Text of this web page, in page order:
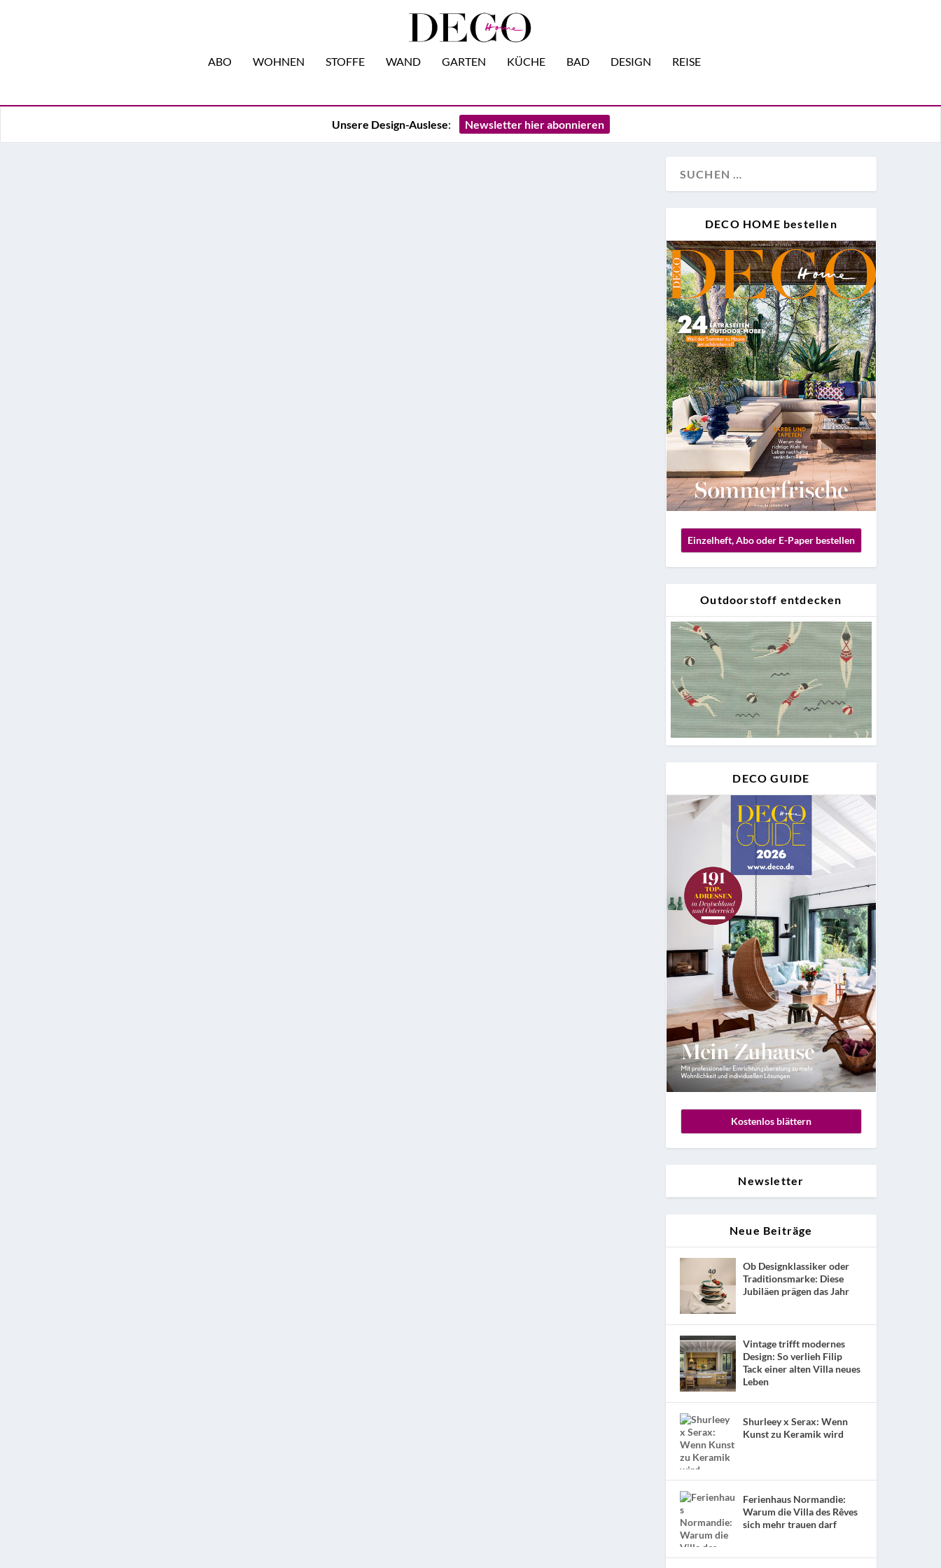
ABO WOHNEN STOFFE WAND GARTEN KÜCHE BAD DESIGN REISE
Unsere Design-Auslese: Newsletter hier abonnieren
DECO HOME bestellen
Einzelheft, Abo oder E-Paper bestellen
Outdoorstoff entdecken
DECO GUIDE
Kostenlos blättern
Newsletter
Neue Beiträge
Ob Designklassiker oder
Traditionsmarke: Diese
Jubiläen prägen das Jahr
Vintage trifft modernes
Design: So verlieh Filip
Tack einer alten Villa neues
Leben
Shurleey x Serax: Wenn
Kunst zu Keramik wird
Ferienhaus Normandie:
Warum die Villa des Rêves
sich mehr trauen darf